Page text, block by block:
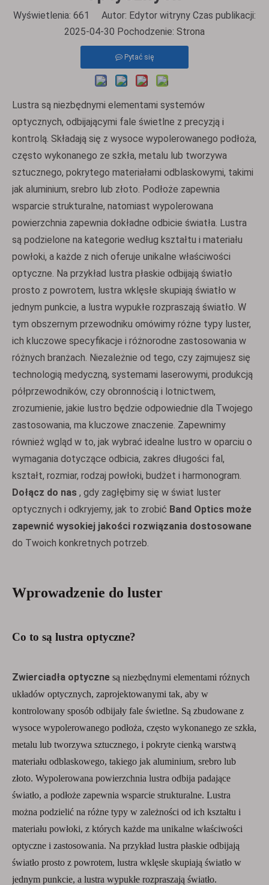
Wyświetlenia: 661
Autor: Edytor witryny Czas publikacji:
2025-04-30 Pochodzenie: Strona
Pytać się
Lustra są niezbędnymi elementami systemów
optycznych, odbijającymi fale świetlne z precyzją i
kontrolą. Składają się z wysoce wypolerowanego podłoża,
często wykonanego ze szkła, metalu lub tworzywa
sztucznego, pokrytego materiałami odblaskowymi, takimi
jak aluminium, srebro lub złoto. Podłoże zapewnia
wsparcie strukturalne, natomiast wypolerowana
powierzchnia zapewnia dokładne odbicie światła. Lustra
są podzielone na kategorie według kształtu i materiału
powłoki, a każde z nich oferuje unikalne właściwości
optyczne. Na przykład lustra płaskie odbijają światło
prosto z powrotem, lustra wklęsłe skupiają światło w
jednym punkcie, a lustra wypukłe rozpraszają światło. W
tym obszernym przewodniku omówimy różne typy luster,
ich kluczowe specyfikacje i różnorodne zastosowania w
różnych branżach. Niezależnie od tego, czy zajmujesz się
technologią medyczną, systemami laserowymi, produkcją
półprzewodników, czy obronnością i lotnictwem,
zrozumienie, jakie lustro będzie odpowiednie dla Twojego
zastosowania, ma kluczowe znaczenie. Zapewnimy
również wgląd w to, jak wybrać idealne lustro w oparciu o
wymagania dotyczące odbicia, zakres długości fal,
kształt, rozmiar, rodzaj powłoki, budżet i harmonogram.
Dołącz do nas , gdy zagłębimy się w świat luster
optycznych i odkryjemy, jak to zrobić Band Optics może
zapewnić wysokiej jakości rozwiązania dostosowane
do Twoich konkretnych potrzeb.
Wprowadzenie do luster
Co to są lustra optyczne?
Zwierciadła optyczne są niezbędnymi elementami różnych
układów optycznych, zaprojektowanymi tak, aby w
kontrolowany sposób odbijały fale świetlne. Są zbudowane z
wysoce wypolerowanego podłoża, często wykonanego ze szkła,
metalu lub tworzywa sztucznego, i pokryte cienką warstwą
materiału odblaskowego, takiego jak aluminium, srebro lub
złoto. Wypolerowana powierzchnia lustra odbija padające
światło, a podłoże zapewnia wsparcie strukturalne. Lustra
można podzielić na różne typy w zależności od ich kształtu i
materiału powłoki, z których każde ma unikalne właściwości
optyczne i zastosowania. Na przykład lustra płaskie odbijają
światło prosto z powrotem, lustra wklęsłe skupiają światło w
jednym punkcie, a lustra wypukłe rozpraszają światło.